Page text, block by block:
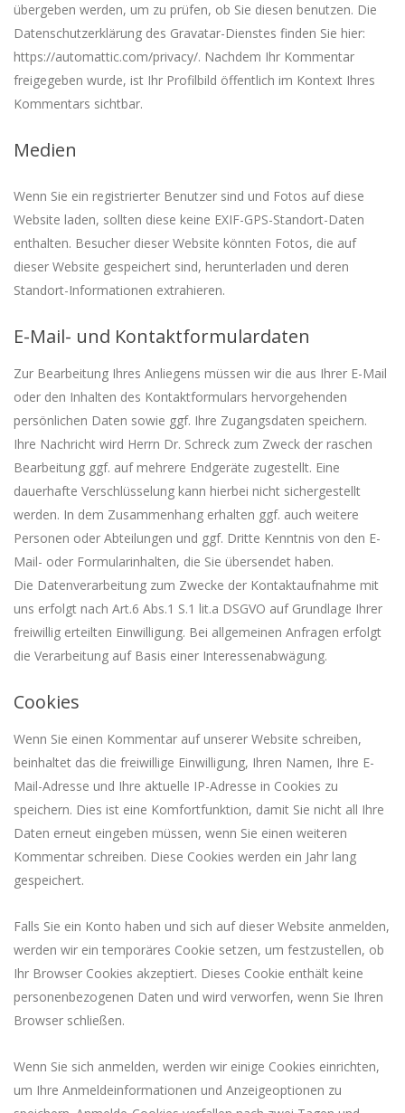
übergeben werden, um zu prüfen, ob Sie diesen benutzen. Die
Datenschutzerklärung des Gravatar-Dienstes finden Sie hier:
https://automattic.com/privacy/. Nachdem Ihr Kommentar
freigegeben wurde, ist Ihr Profilbild öffentlich im Kontext Ihres
Kommentars sichtbar.
Medien
Wenn Sie ein registrierter Benutzer sind und Fotos auf diese
Website laden, sollten diese keine EXIF-GPS-Standort-Daten
enthalten. Besucher dieser Website könnten Fotos, die auf
dieser Website gespeichert sind, herunterladen und deren
Standort-Informationen extrahieren.
E-Mail- und Kontaktformulardaten
Zur Bearbeitung Ihres Anliegens müssen wir die aus Ihrer E-Mail
oder den Inhalten des Kontaktformulars hervorgehenden
persönlichen Daten sowie ggf. Ihre Zugangsdaten speichern.
Ihre Nachricht wird Herrn Dr. Schreck zum Zweck der raschen
Bearbeitung ggf. auf mehrere Endgeräte zugestellt. Eine
dauerhafte Verschlüsselung kann hierbei nicht sichergestellt
werden. In dem Zusammenhang erhalten ggf. auch weitere
Personen oder Abteilungen und ggf. Dritte Kenntnis von den E-
Mail- oder Formularinhalten, die Sie übersendet haben.
Die Datenverarbeitung zum Zwecke der Kontaktaufnahme mit
uns erfolgt nach Art.6 Abs.1 S.1 lit.a DSGVO auf Grundlage Ihrer
freiwillig erteilten Einwilligung. Bei allgemeinen Anfragen erfolgt
die Verarbeitung auf Basis einer Interessenabwägung.
Cookies
Wenn Sie einen Kommentar auf unserer Website schreiben,
beinhaltet das die freiwillige Einwilligung, Ihren Namen, Ihre E-
Mail-Adresse und Ihre aktuelle IP-Adresse in Cookies zu
speichern. Dies ist eine Komfortfunktion, damit Sie nicht all Ihre
Daten erneut eingeben müssen, wenn Sie einen weiteren
Kommentar schreiben. Diese Cookies werden ein Jahr lang
gespeichert.
Falls Sie ein Konto haben und sich auf dieser Website anmelden,
werden wir ein temporäres Cookie setzen, um festzustellen, ob
Ihr Browser Cookies akzeptiert. Dieses Cookie enthält keine
personenbezogenen Daten und wird verworfen, wenn Sie Ihren
Browser schließen.
Wenn Sie sich anmelden, werden wir einige Cookies einrichten,
um Ihre Anmeldeinformationen und Anzeigeoptionen zu